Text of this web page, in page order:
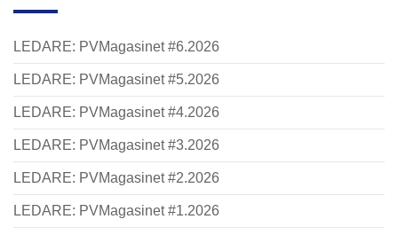
LEDARE: PVMagasinet #6.2026
LEDARE: PVMagasinet #5.2026
LEDARE: PVMagasinet #4.2026
LEDARE: PVMagasinet #3.2026
LEDARE: PVMagasinet #2.2026
LEDARE: PVMagasinet #1.2026